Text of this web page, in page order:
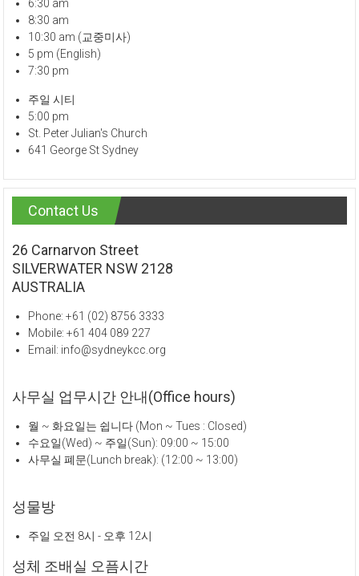
6:30 am
8:30 am
10:30 am (교중미사)
5 pm (English)
7:30 pm
주일 시티
5:00 pm
St. Peter Julian's Church
641 George St Sydney
Contact Us
26 Carnarvon Street
SILVERWATER NSW 2128
AUSTRALIA
Phone: +61 (02) 8756 3333
Mobile: +61 404 089 227
Email: info@sydneykcc.org
사무실 업무시간 안내(Office hours)
월 ~ 화요일는 쉽니다 (Mon ~ Tues : Closed)
수요일(Wed) ~ 주일(Sun): 09:00 ~ 15:00
사무실 폐문(Lunch break): (12:00 ~ 13:00)
성물방
주일 오전 8시 - 오후 12시
성체 조배실 오픔시간